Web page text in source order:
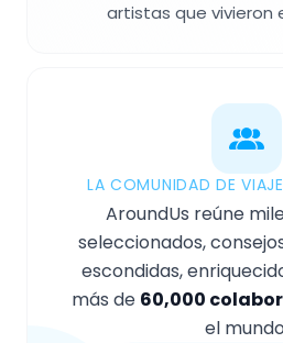
artistas que vivieron
LA COMUNIDAD DE
AroundUs reúne
seleccionados,
escondidas,
más de 60,000
el